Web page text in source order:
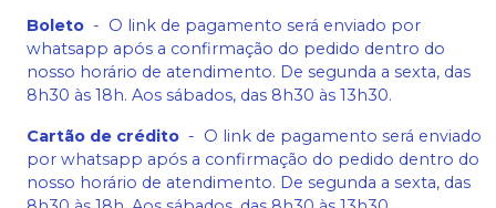
Boleto - O link de pagamento será enviado por
whatsapp após a confirmação do pedido dentro do
nosso horário de atendimento. De segunda a sexta, das
8h30 às 18h. Aos sábados, das 8h30 às 13h30.
Cartão de crédito - O link de pagamento será enviado
por whatsapp após a confirmação do pedido dentro do
nosso horário de atendimento. De segunda a sexta, das